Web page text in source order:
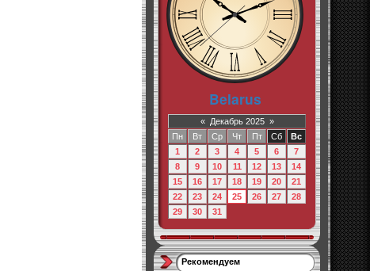
« Декабрь 2025 »
Пн
Вт Ср Чт Пт Сб
Вс
1
2 3 4 5 6
7
8
9 10 11 12 13
14
15
16 17 18 19 20
21
22
23 24 25 26 27
28
29
30 31
Рекомендуем